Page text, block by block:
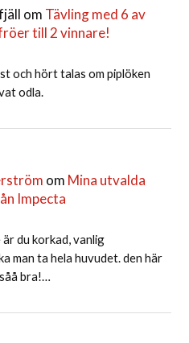
om Tävling med 6 av
till 2 vinnare!
och hört talas om piplöken
odla.
om Mina utvalda
Impecta
du korkad, vanlig
man ta hela huvudet. den här
bra!…